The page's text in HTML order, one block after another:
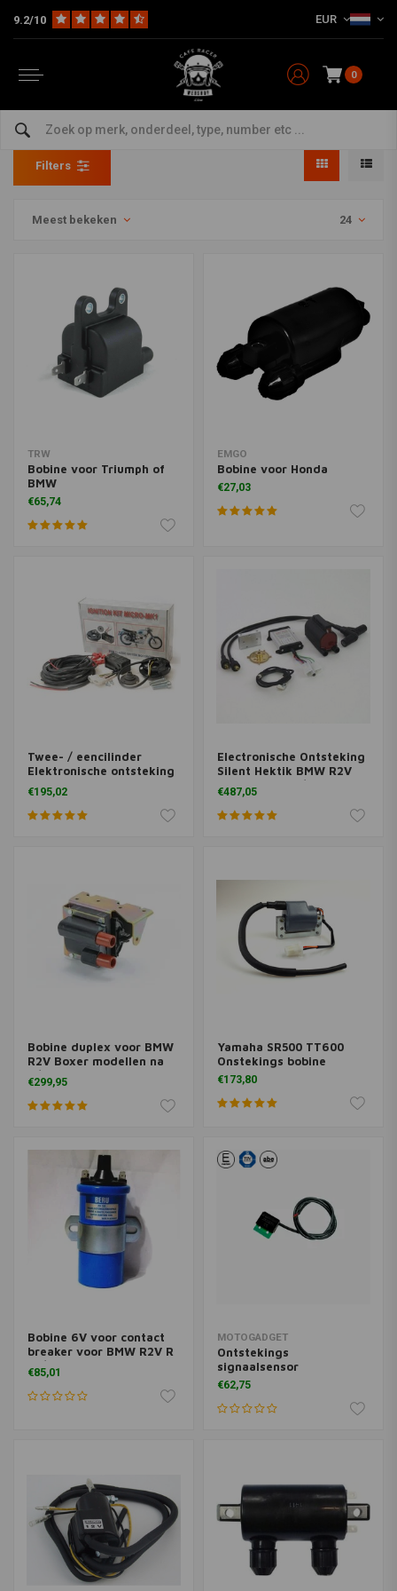
9.2/10 EUR
0
Bobines
Home The Workshop Electra & Ontsteking Bobines
Filters
Meest bekeken 24
TRW
Bobine voor Triumph of
BMW
€65,74
EMGO
Bobine voor Honda
€27,03
Twee- / eencilinder
Elektronische ontsteking
12 Volt MK1
€195,02
Electronische Ontsteking
Silent Hektik BMW R2V
Boxer Vanaf 9/1980
€487,05
Bobine duplex voor BMW
R2V Boxer modellen na
9/1984
€299,95
Yamaha SR500 TT600
Onstekings bobine
€173,80
Bobine 6V voor contact
breaker voor BMW R2V R
50/5 tot R 100RT tot 09
€85,01
MOTOGADGET
Ontstekings
signaalsensor
€62,75